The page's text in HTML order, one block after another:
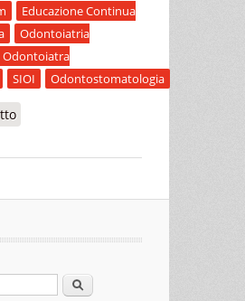
Educazione Continua
Odontoiatria
Odontoiatra
SIOI Odontostomatologia
Cerca